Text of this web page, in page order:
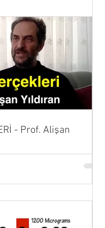
- Prof. Alişan